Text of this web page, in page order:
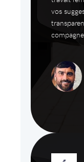
vos